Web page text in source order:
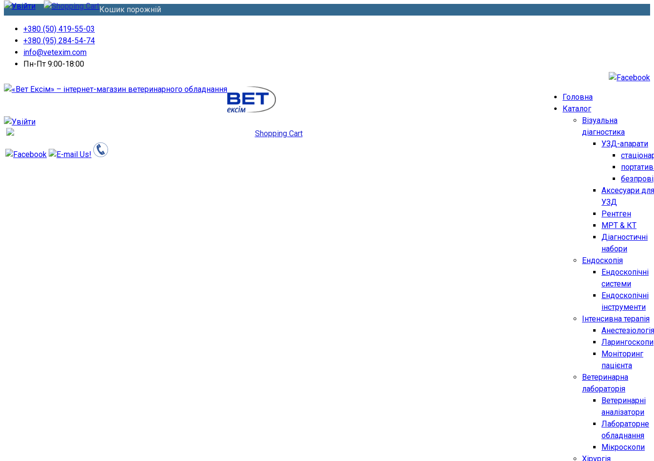
Кошик порожній
+380 (50) 419-55-03
+380 (95) 284-54-74
info@vetexim.com
Пн-Пт 9:00-18:00
Головна
Каталог
Візуальна
діагностика
УЗД-апарати
Аксесуари для
УЗД
Рентген
МРТ & КТ
Діагностичні
набори
Ендоскопія
Ендоскопічні
системи
Ендоскопічні
інструменти
Інтенсивна терапія
Анестезіологія
Ларингоскопи
Моніторинг
пацієнта
Ветеринарна
лабораторія
Ветеринарні
аналізатори
Лабораторне
обладнання
Мікроскопи
Хірургія